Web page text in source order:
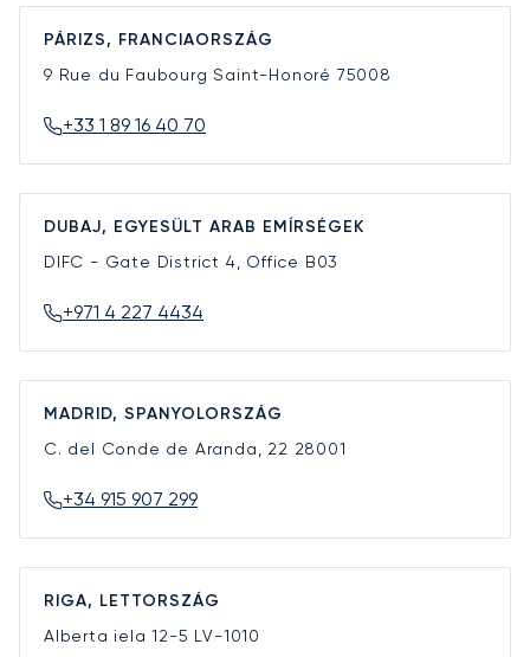
PÁRIZS, FRANCIAORSZÁG
9 Rue du Faubourg Saint-Honoré 75008
+33 1 89 16 40 70
DUBAJ, EGYESÜLT ARAB EMÍRSÉGEK
DIFC - Gate District 4, Office B03
+971 4 227 4434
MADRID, SPANYOLORSZÁG
C. del Conde de Aranda, 22 28001
+34 915 907 299
RIGA, LETTORSZÁG
Alberta iela 12-5 LV-1010